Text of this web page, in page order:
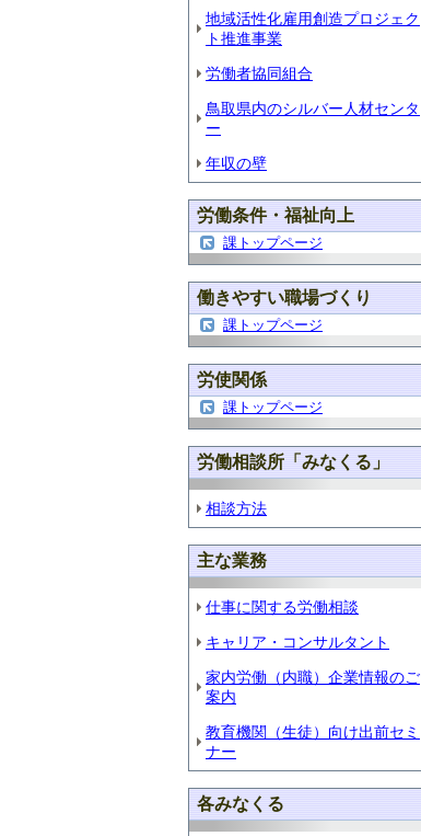
地域活性化雇用創造プロジェク
ト推進事業
労働者協同組合
鳥取県内のシルバー人材センタ
ー
年収の壁
労働条件・福祉向上
課トップページ
働きやすい職場づくり
課トップページ
労使関係
課トップページ
労働相談所「みなくる」
相談方法
主な業務
仕事に関する労働相談
キャリア・コンサルタント
家内労働（内職）企業情報のご
案内
教育機関（生徒）向け出前セミ
ナー
各みなくる